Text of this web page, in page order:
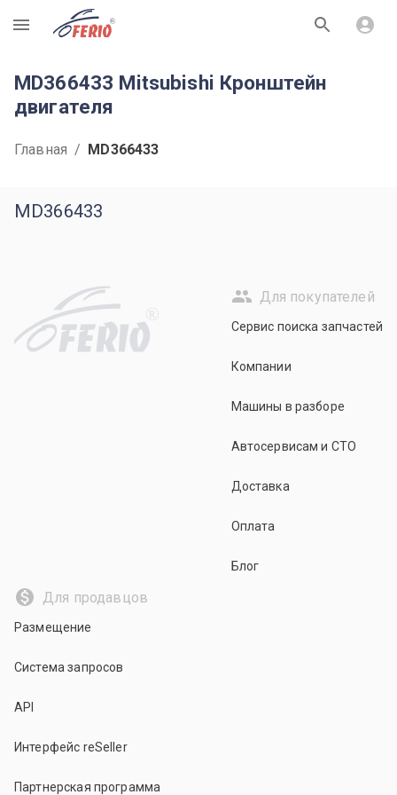
R
MD366433 Mitsubishi Кронштейн
двигателя
Главная / MD366433
MD366433
R
Для покупателей
Сервис поиска запчастей
Компании
Машины в разборе
Автосервисам и СТО
Доставка
Оплата
Блог
Для продавцов
Размещение
Система запросов
API
Интерфейс reSeller
Партнерская программа